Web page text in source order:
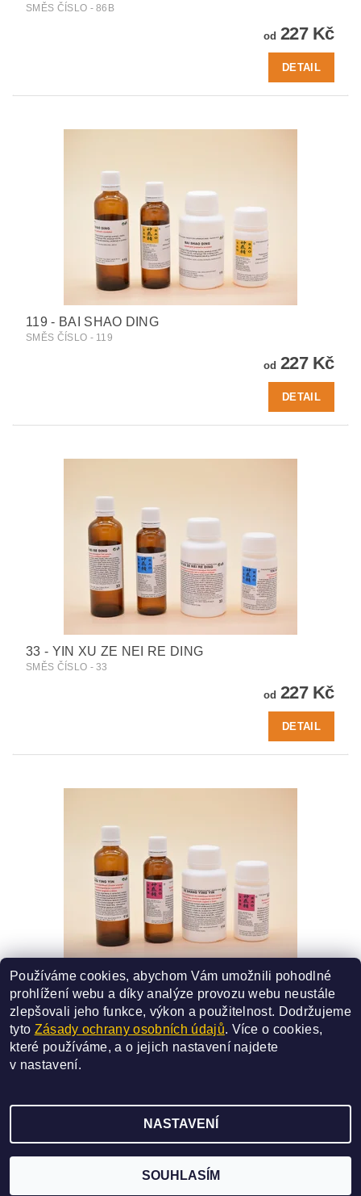
SMĚS ČÍSLO - 86B
od 227 Kč
DETAIL
119 - BAI SHAO DING
SMĚS ČÍSLO - 119
od 227 Kč
DETAIL
33 - YIN XU ZE NEI RE DING
SMĚS ČÍSLO - 33
od 227 Kč
DETAIL
114 - RE SHANG YING YIN
SMĚS ČÍSLO - 114
od227 Kč
2026 ©SAN BAO, všechna práva vyhrazena
Vytvořil Shoptet
Používáme cookies, abychom Vám umožnili pohodlné
prohlížení webu a díky analýze provozu webu neustále
zlepšovali jeho funkce, výkon a použitelnost. Dodržujeme
tyto Zásady ochrany osobních údajů. Více o cookies,
které používáme, a o jejich nastavení najdete
v nastavení.
NASTAVENÍ
SOUHLASÍM